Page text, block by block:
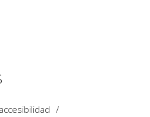
accesibilidad